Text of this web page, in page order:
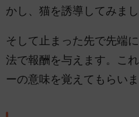
かし、猫を誘導してみまし
そして止まった先で先端
法で報酬を与えます。こ
ーの意味を覚えてもらいま